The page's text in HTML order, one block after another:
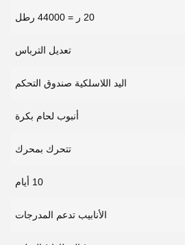
20 ر = 44000 رطل
تعديل الترباس
اليد اللاسلكية صندوق التحكم
أنبوب لحام بكرة
تتحرك بمحرك
10 أيام
الأنابيب تدعم المدرجات